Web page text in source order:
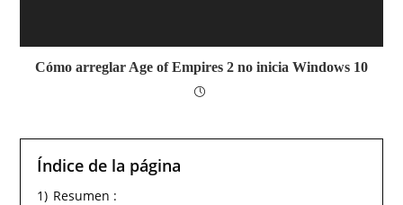
Cómo arreglar Age of Empires 2 no inicia Windows 10
Índice de la página
1) Resumen :